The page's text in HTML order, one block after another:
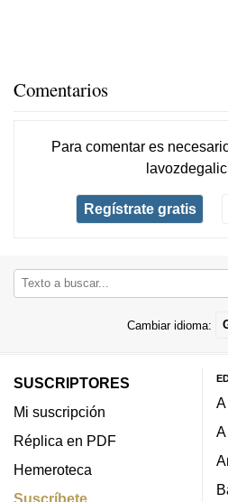
Comentarios
Para comentar es
Regístrate gratis
Cambiar idioma:
SUSCRIPTORES
Mi suscripción
Réplica en PDF
Hemeroteca
Suscríbete